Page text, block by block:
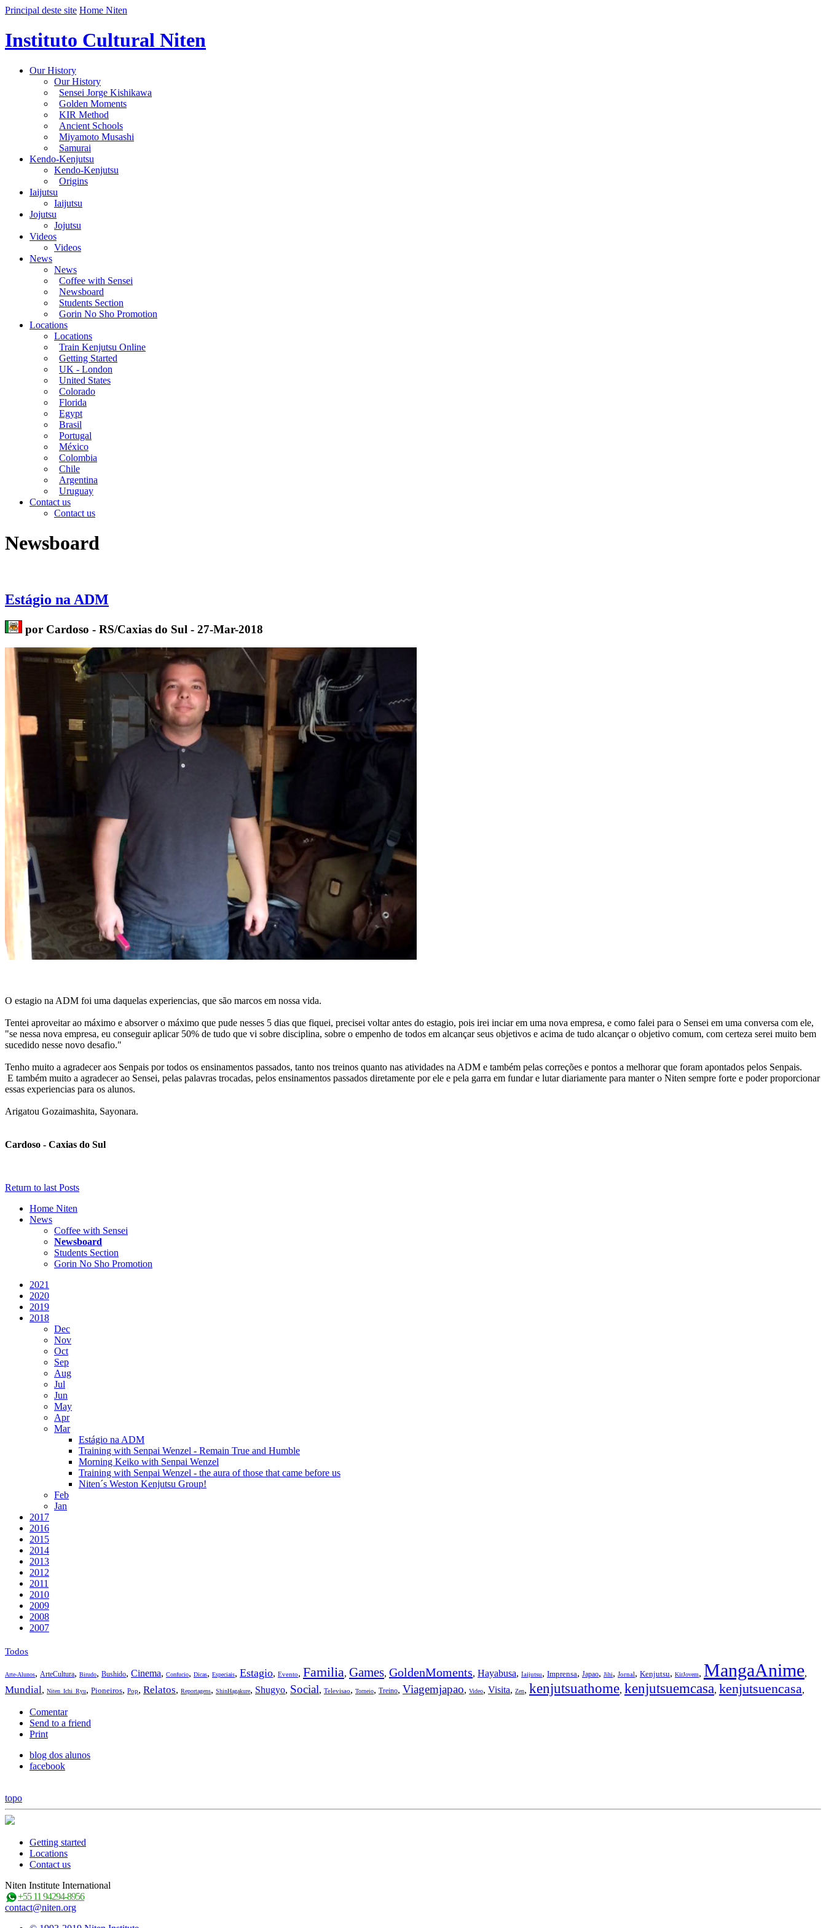
Principal deste site Home Niten
Instituto Cultural Niten
Our History
Our History
Sensei Jorge Kishikawa
Golden Moments
KIR Method
Ancient Schools
Miyamoto Musashi
Samurai
Kendo-Kenjutsu
Kendo-Kenjutsu
Origins
Iaijutsu
Iaijutsu
Jojutsu
Jojutsu
Videos
Videos
News
News
Coffee with Sensei
Newsboard
Students Section
Gorin No Sho Promotion
Locations
Locations
Train Kenjutsu Online
Getting Started
UK - London
United States
Colorado
Florida
Egypt
Brasil
Portugal
México
Colombia
Chile
Argentina
Uruguay
Contact us
Contact us
Newsboard
Estágio na ADM
por Cardoso - RS/Caxias do Sul - 27-Mar-2018
O estagio na ADM foi uma daquelas experiencias, que são marcos em nossa vida.
Tentei aproveitar ao máximo e absorver o máximo que pude nesses 5 dias que fiquei, precisei voltar antes do estagio, pois irei inciar em uma nova empresa, e como falei para o Sensei em uma conversa com ele,
"se nessa nova empresa, eu conseguir aplicar 50% de tudo que vi sobre disciplina, sobre o empenho de todos em alcançar seus objetivos e acima de tudo alcançar o objetivo comum, com certeza serei muito bem
sucedido nesse novo desafio."
Tenho muito a agradecer aos Senpais por todos os ensinamentos passados, tanto nos treinos quanto nas atividades na ADM e também pelas correções e pontos a melhorar que foram apontados pelos Senpais.
E também muito a agradecer ao Sensei, pelas palavras trocadas, pelos ensinamentos passados diretamente por ele e pela garra em fundar e lutar diariamente para manter o Niten sempre forte e poder proporcionar
essas experiencias para os alunos.
Arigatou Gozaimashita, Sayonara.
Cardoso - Caxias do Sul
Return to last Posts
Home Niten
News
Coffee with Sensei
Newsboard
Students Section
Gorin No Sho Promotion
2021
2020
2019
2018
Dec
Nov
Oct
Sep
Aug
Jul
Jun
May
Apr
Mar
Estágio na ADM
Training with Senpai Wenzel - Remain True and Humble
Morning Keiko with Senpai Wenzel
Training with Senpai Wenzel - the aura of those that came before us
Niten´s Weston Kenjutsu Group!
Feb
Jan
2017
2016
2015
2014
2013
2012
2011
2010
2009
2008
2007
Todos
Arte-Alunos, ArteCultura, Birudo, Bushido, Cinema, Confucio, Dicas, Especiais, Estagio, Evento, Familia, Games, GoldenMoments, Hayabusa, Iaijutsu, Imprensa, Japao, Jihi, Jornal , Kenjutsu, KirJovem, MangaAnime,
Mundial, Niten_Ichi_Ryu, Pioneiros, Pop, Relatos, Reportagens, ShinHagakure, Shugyo, Social, Televisao, Torneio, Treino, Viagemjapao, Video, Visita, Zen, kenjutsuathome, kenjutsuemcasa, kenjutsuencasa,
Comentar
Send to a friend
Print
blog dos alunos
facebook
topo
Getting started
Locations
Contact us
Niten Institute International
+55 11 94294-8956
contact@niten.org